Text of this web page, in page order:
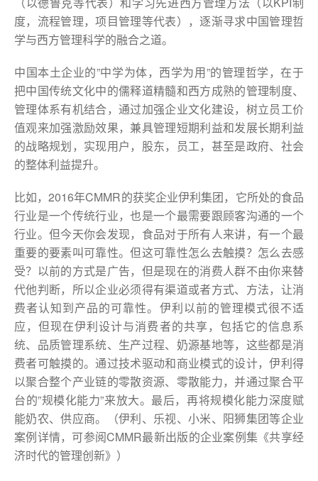
度，流程管理，项目管理等代表），逐渐寻求中国管理哲
学与西方管理科学的融合之道。
中国本土企业的”中学为体，西学为用”的管理哲学，在于
把中国传统文化中的儒释道精髓和西方成熟的管理制度、
管理体系有机结合，通过加强企业文化建设，树立员工价
值观来加强激励效果，兼具管理短期利益和发展长期利益
的战略规划，实现用户，股东，员工，甚至是政府、社会
的整体利益提升。
比如，2016年CMMR的获奖企业伊利集团，它所处的食品
行业是一个传统行业，也是一个最需要跟顾客沟通的一个
行业。但今天你会发现，食品对于所有人来讲，有一个最
重要的要素叫可靠性。但这可靠性怎么去触摸？怎么去感
受？以前的方式是广告，但是现在的消费人群不由你来替
代他判断，所以企业必须得有渠道或者方式、方法，让消
费者认知到产品的可靠性。伊利以前的管理模式很不适
应，但现在伊利设计与消费者的共享，包括它的信息系
统、品质管理系统、生产过程、奶源基地等，这些都是消
费者可触摸的。通过技术驱动和商业模式的设计，伊利得
以聚合整个产业链的零散资源、零散能力，并通过聚合平
台的”规模化能力”来放大。最后，再将规模化能力深度赋
能奶农、供应商。（伊利、乐视、小米、阳狮集团等企业
案例详情，可参阅CMMR最新出版的企业案例集《共享经
济时代的管理创新》）